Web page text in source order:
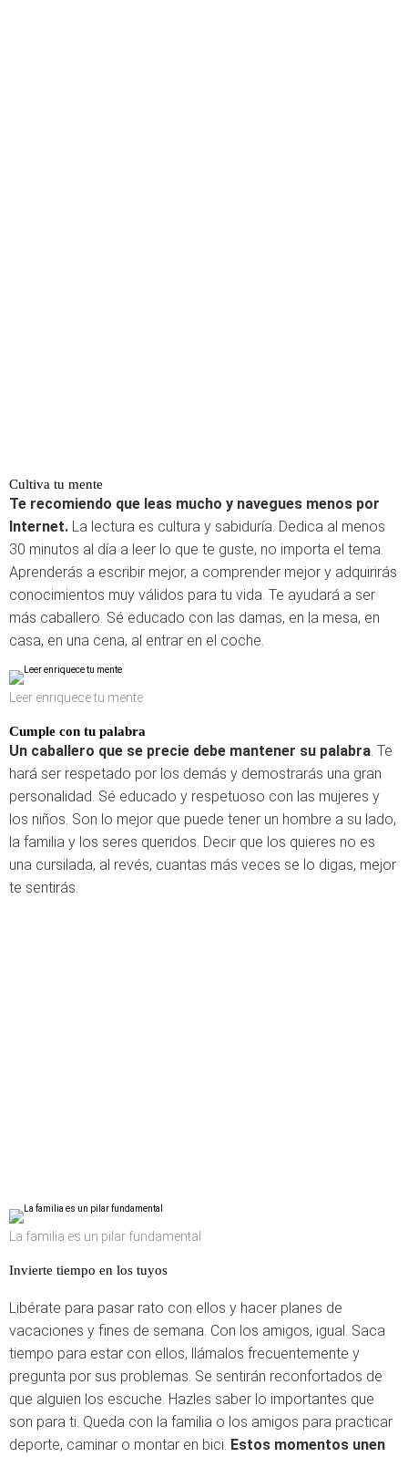
Cultiva tu mente
Te recomiendo que leas mucho y navegues menos por
Internet. La lectura es cultura y sabiduría. Dedica al menos
30 minutos al día a leer lo que te guste, no importa el tema.
Aprenderás a escribir mejor, a comprender mejor y adquirirás
conocimientos muy válidos para tu vida. Te ayudará a ser
más caballero. Sé educado con las damas, en la mesa, en
casa, en una cena, al entrar en el coche.
Leer enriquece tu mente
Cumple con tu palabra
Un caballero que se precie debe mantener su palabra. Te
hará ser respetado por los demás y demostrarás una gran
personalidad. Sé educado y respetuoso con las mujeres y
los niños. Son lo mejor que puede tener un hombre a su lado,
la familia y los seres queridos. Decir que los quieres no es
una cursilada, al revés, cuantas más veces se lo digas, mejor
te sentirás.
La familia es un pilar fundamental
Invierte tiempo en los tuyos
Libérate para pasar rato con ellos y hacer planes de
vacaciones y fines de semana. Con los amigos, igual. Saca
tiempo para estar con ellos, llámalos frecuentemente y
pregunta por sus problemas. Se sentirán reconfortados de
que alguien los escuche. Hazles saber lo importantes que
son para ti. Queda con la familia o los amigos para practicar
deporte, caminar o montar en bici. Estos momentos unen